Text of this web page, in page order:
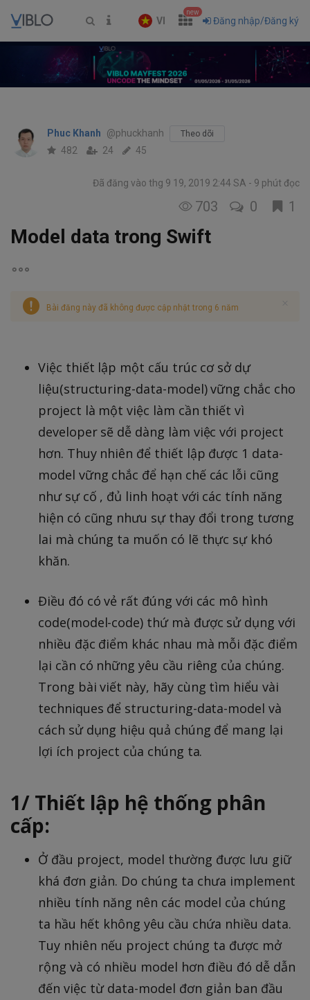
VI
new
Đăng nhập/Đăng ký
Phuc Khanh @phuckhanh Theo dõi
482 24 45
Đã đăng vào thg 9 19, 2019 2:44 SA 9 phút đọc
703 0 1
Model data trong Swift
Bài đăng này đã không được cập nhật trong 6 năm
Việc thiết lập một cấu trúc cơ sở dự
liệu(structuring-data-model) vững chắc cho
project là một việc làm cần thiết vì
developer sẽ dễ dàng làm việc với project
hơn. Thuy nhiên để thiết lập được 1 data-
model vững chắc để hạn chế các lỗi cũng
như sự cố , đủ linh hoạt với các tính năng
hiện có cũng nhưu sự thay đổi trong tương
lai mà chúng ta muốn có lẽ thực sự khó
khăn.
Điều đó có vẻ rất đúng với các mô hình
code(model-code) thứ mà được sử dụng với
nhiều đặc điểm khác nhau mà mỗi đặc điểm
lại cần có những yêu cầu riêng của chúng.
Trong bài viết này, hãy cùng tìm hiểu vài
techniques để structuring-data-model và
cách sử dụng hiệu quả chúng để mang lại
lợi ích project của chúng ta.
1/ Thiết lập hệ thống phân
cấp:
Ở đầu project, model thường được lưu giữ
khá đơn giản. Do chúng ta chưa implement
nhiều tính năng nên các model của chúng
ta hầu hết không yêu cầu chứa nhiều data.
Tuy nhiên nếu project chúng ta được mở
rộng và có nhiều model hơn điều đó dễ dẫn
đến việc từ data-model đơn giản ban đầu